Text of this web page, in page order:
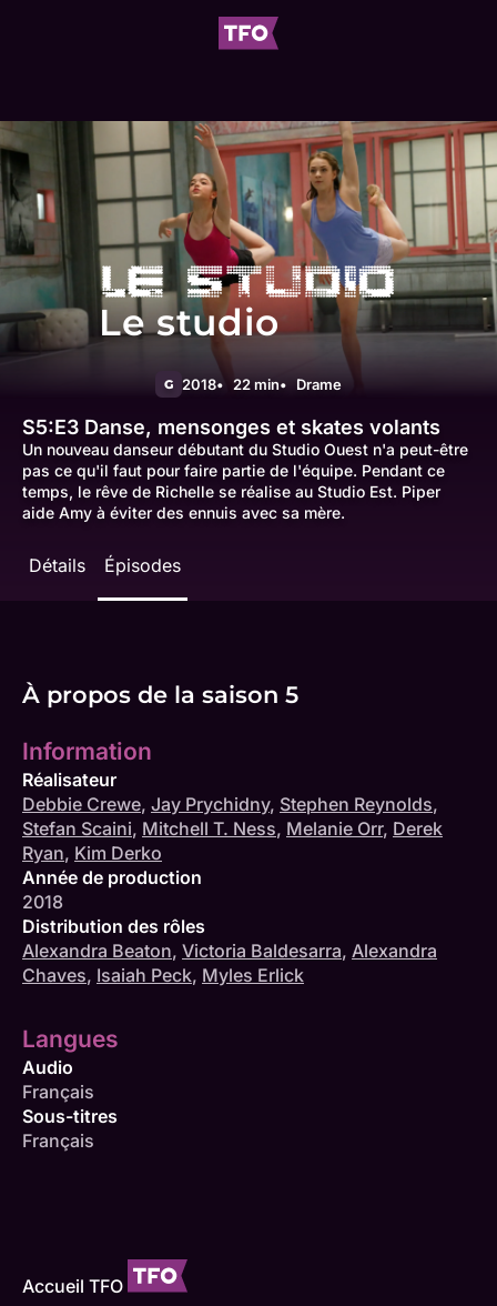
Le studio
G 2018 22 min Drame
S5:E3 Danse, mensonges et skates volants
Un nouveau danseur débutant du Studio Ouest n'a peut-être
pas ce qu'il faut pour faire partie de l'équipe. Pendant ce
temps, le rêve de Richelle se réalise au Studio Est. Piper
aide Amy à éviter des ennuis avec sa mère.
Détails Épisodes
À propos de la saison 5
Information
Réalisateur
Debbie Crewe, Jay Prychidny, Stephen Reynolds,
Stefan Scaini, Mitchell T. Ness, Melanie Orr, Derek
Ryan, Kim Derko
Année de production
2018
Distribution des rôles
Alexandra Beaton, Victoria Baldesarra, Alexandra
Chaves, Isaiah Peck, Myles Erlick
Langues
Audio
Français
Sous-titres
Français
Accueil TFO